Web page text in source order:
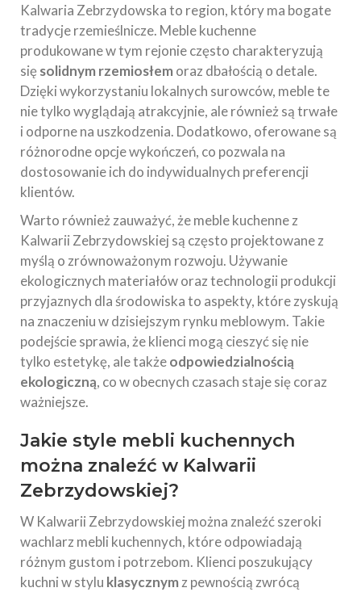
Kalwaria Zebrzydowska to region, który ma bogate
tradycje rzemieślnicze. Meble kuchenne
produkowane w tym rejonie często charakteryzują
się solidnym rzemiosłemoraz dbałością o detale.
Dzięki wykorzystaniu lokalnych surowców, meble te
nie tylko wyglądają atrakcyjnie, ale również są trwałe
i odporne na uszkodzenia. Dodatkowo, oferowane są
różnorodne opcje wykończeń, co pozwala na
dostosowanie ich do indywidualnych preferencji
klientów.
Warto również zauważyć, że meble kuchenne z
Kalwarii Zebrzydowskiej są często projektowane z
myślą o zrównoważonym rozwoju. Używanie
ekologicznych materiałów oraz technologii produkcji
przyjaznych dla środowiska to aspekty, które zyskują
na znaczeniu w dzisiejszym rynku meblowym. Takie
podejście sprawia, że klienci mogą cieszyć się nie
tylko estetykę, ale takżeodpowiedzialnością
ekologiczną, co w obecnych czasach staje się coraz
ważniejsze.
Jakie style mebli kuchennych
można znaleźć w Kalwarii
Zebrzydowskiej?
W Kalwarii Zebrzydowskiej można znaleźć szeroki
wachlarz mebli kuchennych, które odpowiadają
różnym gustom i potrzebom. Klienci poszukujący
kuchni w stylu klasycznymz pewnością zwrócą